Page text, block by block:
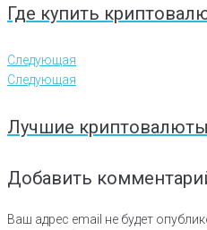
Где купить
Следующая
Следующая
Лучшие
Добавить
Ваш адрес email не будет